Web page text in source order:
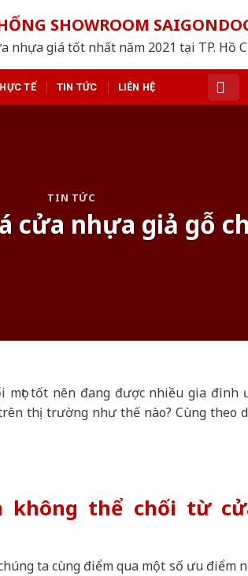
SHOWROOM
nhựa giá tốt nhất năm 2021 tại TP. Hồ
TẾ TIN TỨC LIÊN HỆ
TIN TỨC
cửa nhựa giả gỗ
mọt tốt nên đang được nhiều gia đình
thị trường như thế nào? Cùng theo
không thể chối từ
ta cùng điểm qua một số ưu điểm